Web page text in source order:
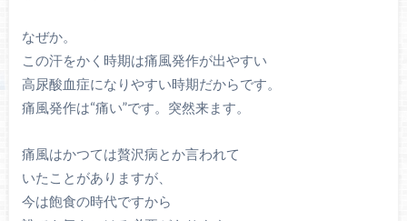
なぜか。
この汗をかく時期は痛風発作が出やすい
高尿酸血症になりやすい時期だからです。
痛風発作は“痛い”です。突然来ます。
痛風はかつては贅沢病とか言われて
いたことがありますが、
今は飽食の時代ですから